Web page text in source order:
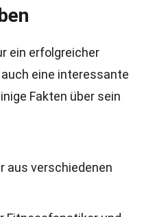
ein erfolgreicher
eine interessante
Fakten über sein
aus verschiedenen